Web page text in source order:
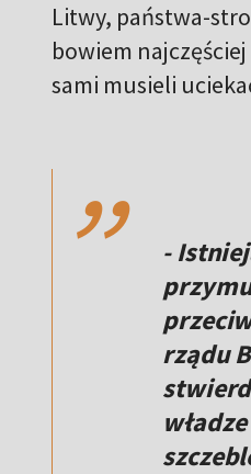
Litwy, państwa-
bowiem
sami musieli
,,
-
rządu